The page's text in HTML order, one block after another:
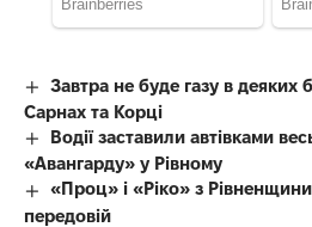
Завтра не буде газу в деяких
Сарнах та Корці
Водії заставили автівками
«Авангарду» у Рівному
«Проц» і «Ріко» з
передовій